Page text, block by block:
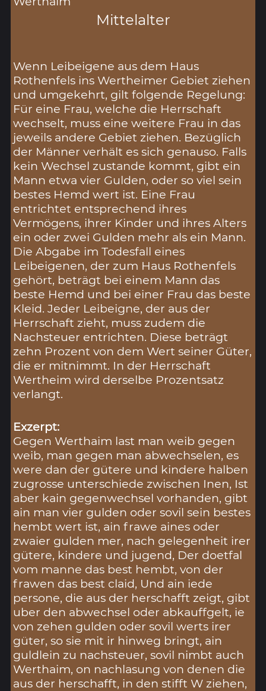
Mittelalter
Wenn Leibeigene aus dem Haus
Rothenfels ins Wertheimer Gebiet ziehen
und umgekehrt, gilt folgende Regelung:
Für eine Frau, welche die Herrschaft
wechselt, muss eine weitere Frau in das
jeweils andere Gebiet ziehen. Bezüglich
der Männer verhält es sich genauso. Falls
kein Wechsel zustande kommt, gibt ein
Mann etwa vier Gulden, oder so viel sein
bestes Hemd wert ist. Eine Frau
entrichtet entsprechend ihres
Vermögens, ihrer Kinder und ihres Alters
ein oder zwei Gulden mehr als ein Mann.
Die Abgabe im Todesfall eines
Leibeigenen, der zum Haus Rothenfels
gehört, beträgt bei einem Mann das
beste Hemd und bei einer Frau das beste
Kleid. Jeder Leibeigne, der aus der
Herrschaft zieht, muss zudem die
Nachsteuer entrichten. Diese beträgt
zehn Prozent von dem Wert seiner Güter,
die er mitnimmt. In der Herrschaft
Wertheim wird derselbe Prozentsatz
verlangt.
Exzerpt:
Gegen Werthaim last man weib gegen
weib, man gegen man abwechselen, es
were dan der gütere und kindere halben
zugrosse unterschiede zwischen Inen, Ist
aber kain gegenwechsel vorhanden, gibt
ain man vier gulden oder sovil sein bestes
hembt wert ist, ain frawe aines oder
zwaier gulden mer, nach gelegenheit irer
gütere, kindere und jugend, Der doetfal
vom manne das best hembt, von der
frawen das best claid, Und ain iede
persone, die aus der herschafft zeigt, gibt
uber den abwechsel oder abkauffgelt, ie
von zehen gulden oder sovil werts irer
güter, so sie mit ir hinweg bringt, ain
guldlein zu nachsteuer, sovil nimbt auch
Werthaim, on nachlasung von denen die
aus der herschafft, in den stifft W ziehen,